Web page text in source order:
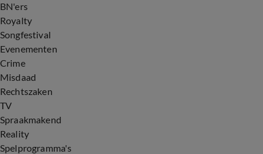
BN'ers
Royalty
Songfestival
Evenementen
Crime
Misdaad
Rechtszaken
TV
Spraakmakend
Reality
Spelprogramma's